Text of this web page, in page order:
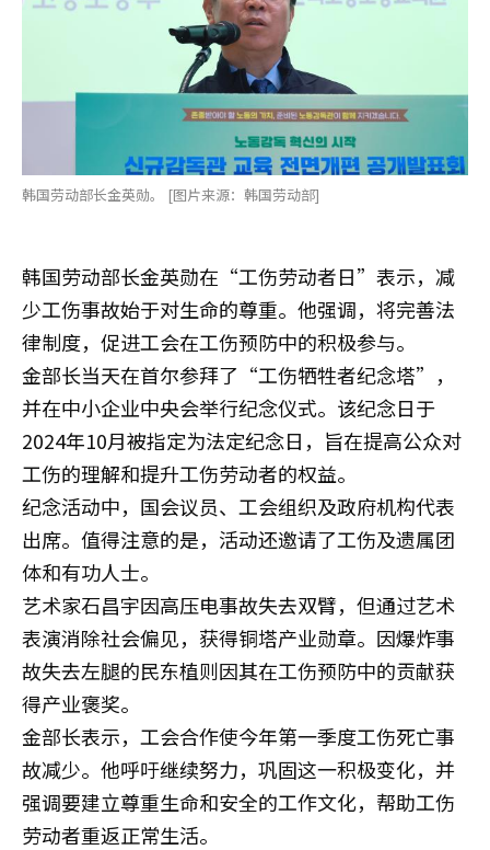
韩国劳动部长金英勋。 [图片来源：韩国劳动部]
韩国劳动部长金英勋在“工伤劳动者日”表示，减
少工伤事故始于对生命的尊重。他强调，将完善法
律制度，促进工会在工伤预防中的积极参与。
金部长当天在首尔参拜了“工伤牺牲者纪念塔”，
并在中小企业中央会举行纪念仪式。该纪念日于
2024年10月被指定为法定纪念日，旨在提高公众对
工伤的理解和提升工伤劳动者的权益。
纪念活动中，国会议员、工会组织及政府机构代表
出席。值得注意的是，活动还邀请了工伤及遗属团
体和有功人士。
艺术家石昌宇因高压电事故失去双臂，但通过艺术
表演消除社会偏见，获得铜塔产业勋章。因爆炸事
故失去左腿的民东植则因其在工伤预防中的贡献获
得产业褒奖。
金部长表示，工会合作使今年第一季度工伤死亡事
故减少。他呼吁继续努力，巩固这一积极变化，并
强调要建立尊重生命和安全的工作文化，帮助工伤
劳动者重返正常生活。